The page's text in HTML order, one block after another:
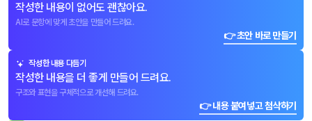
작성한 내용이 없어도 괜찮아요.
AI로 문항에 맞게 초안을 만들어 드려요.
👉 초안 바로 만들기
작성한 내용 다듬기
작성한 내용을 더 좋게 만들어 드려요.
구조와 표현을 구체적으로 개선해 드려요.
👉 내용 붙여넣고 첨삭하기